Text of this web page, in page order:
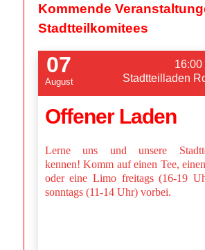
Kommende
Stadtteilkomitees
07
August
16:00
Stadtteilladen
Offener Laden
Lerne uns und unsere
kennen! Komm auf einen Tee,
oder eine Limo freitags (16-19
sonntags (11-14 Uhr) vorbei.